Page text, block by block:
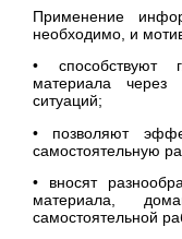
Применение
необходимо, и
• способствуют
материала через
ситуаций;
• позволяют
самостоятельную
• вносят
материала,
самостоятельной